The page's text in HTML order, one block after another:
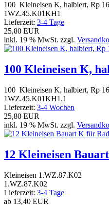
100 Kleineisen K, halbiert, Rp 16
1WZ.45.K01KH1
Lieferzeit: 3-4 Tage
25,80 EUR
inkl. 19 % MwSt. zzgl.
100 Kleineisen K,
100 Kleineisen K, halbiert, Rp
1WZ.45.K01KH1.1
Lieferzeit: 3-4 Wochen
25,80 EUR
inkl. 19 % MwSt. zzgl.
12 Kleineisen
Kleineisen 1.WZ.87.K02
1.WZ.87.K02
Lieferzeit: 3-4 Tage
ab 13,40 EUR